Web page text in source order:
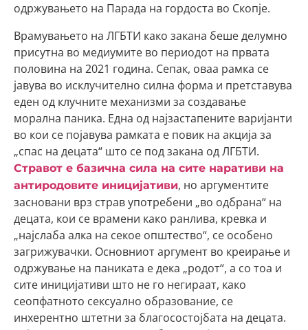
одржувањето на Парада на гордоста во Скопје.
Врамувањето на ЛГБТИ како закана беше делумно
присутна во медиумите во периодот на првата
половина на 2021 година. Сепак, оваа рамка се
јавува во исклучително силна форма и претставува
еден од клучните механизми за создавање
морална паника. Една од најзастапените варијанти
во кои се појавува рамката е повик на акција за
„спас на децата“ што се под закана од ЛГБТИ.
Стравот е базична сила на сите наративи на
антиродовите иницијативи, но аргументите
засновани врз страв употребени „во одбрана“ на
децата, кои се врамени како ранлива, кревка и
„најслаба алка на секое општество“, се особено
загрижувачки. Основниот аргумент во креирање и
одржување на паниката е дека „родот“, а со тоа и
сите иницијативи што не го негираат, како
сеопфатното сексуално образование, се
инхерентно штетни за благосостојбата на децата.